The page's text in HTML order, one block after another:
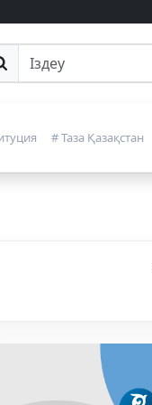
іздеу
# Таза Қазақстан